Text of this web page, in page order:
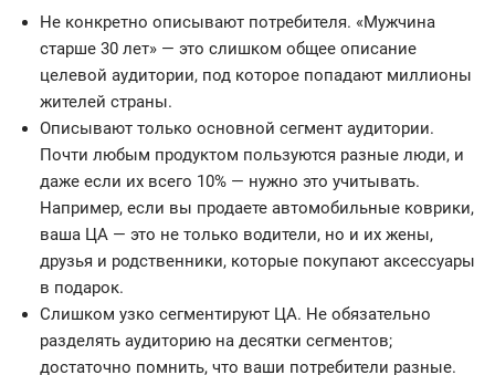
Не конкретно описывают потребителя. «Мужчина
старше 30 лет» — это слишком общее описание
целевой аудитории, под которое попадают миллионы
жителей страны.
Описывают только основной сегмент аудитории.
Почти любым продуктом пользуются разные люди, и
даже если их всего 10% — нужно это учитывать.
Например, если вы продаете автомобильные коврики,
ваша ЦА — это не только водители, но и их жены,
друзья и родственники, которые покупают аксессуары
в подарок.
Слишком узко сегментируют ЦА. Не обязательно
разделять аудиторию на десятки сегментов;
достаточно помнить, что ваши потребители разные.